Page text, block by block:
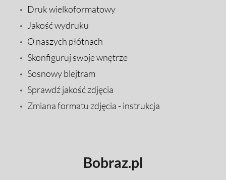
Druk wielkoformatowy
Jakość wydruku
O naszych płótnach
Skonfiguruj swoje wnętrze
Sosnowy blejtram
Sprawdź jakość zdjęcia
Zmiana formatu zdjęcia - instrukcja
Bobraz.pl